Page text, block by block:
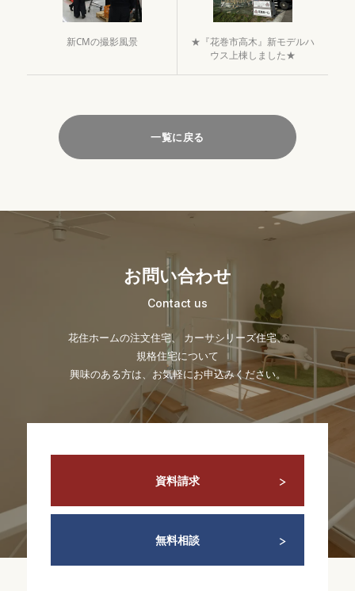
新CMの撮影風景
★『花巻市高木』新モデルハ
ウス上棟しました★
一覧に戻る
お問い合わせ
Contact us
花住ホームの注文住宅、 カーサシリーズ住宅、
規格住宅について
興味のある方は、お気軽にお申込みください。
資料請求
無料相談